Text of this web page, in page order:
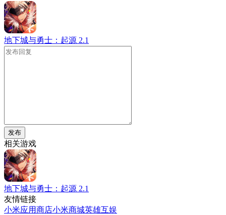
地下城与勇士：起源 2.1
发布
相关游戏
地下城与勇士：起源 2.1
友情链接
小米应用商店小米商城英雄互娱